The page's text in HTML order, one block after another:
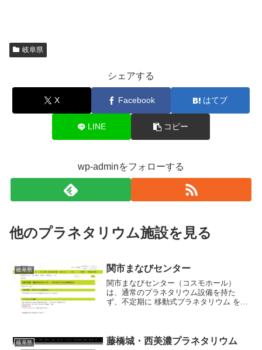
岐阜県
シェアする
X Facebook はてブ
LINE コピー
wp-adminをフォローする
他のプラネタリウム施設を見る
岐阜県 関市まなびセンター
関市まなびセンター（コスモホール）
は、通常のプラネタリウム設備を持た
ず、不定期に 移動式プラネタリウム を設
向傾斜型の配置です...
岐阜県 藤橋城・西美濃プラネタリウム